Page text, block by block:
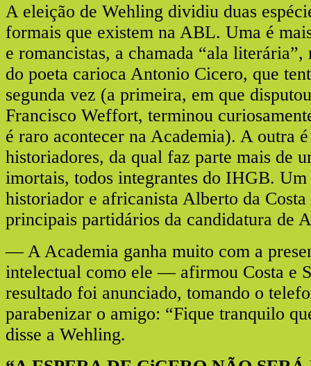
A eleição de Wehling dividiu duas
formais que existem na ABL. Uma é
e romancistas, a chamada “ala
do poeta carioca Antonio Cicero, que
segunda vez (a primeira, em que
Francisco Weffort, terminou
é raro acontecer na Academia). A outra
historiadores, da qual faz parte mais de
imortais, todos integrantes do IHGB. Um
historiador e africanista Alberto da
principais partidários da candidatura de
— A Academia ganha muito com a
intelectual como ele — afirmou Costa e
resultado foi anunciado, tomando o
parabenizar o amigo: “Fique tranquilo
disse a Wehling.